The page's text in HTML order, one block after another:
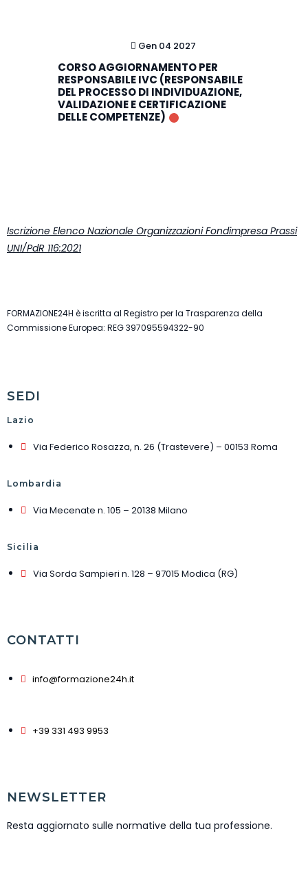
Gen 04 2027
CORSO AGGIORNAMENTO PER
RESPONSABILE IVC (RESPONSABILE
DEL PROCESSO DI INDIVIDUAZIONE,
VALIDAZIONE E CERTIFICAZIONE
DELLE COMPETENZE)
Iscrizione Elenco Nazionale Organizzazioni Fondimpresa Prassi
UNI/PdR 116:2021
FORMAZIONE24H è iscritta al Registro per la Trasparenza della
Commissione Europea: REG 397095594322-90
SEDI
Lazio
Via Federico Rosazza, n. 26 (Trastevere) – 00153 Roma
Lombardia
Via Mecenate n. 105 – 20138 Milano
Sicilia
Via Sorda Sampieri n. 128 – 97015 Modica (RG)
CONTATTI
info@formazione24h.it
+39 331 493 9953
NEWSLETTER
Resta aggiornato sulle normative della tua professione.